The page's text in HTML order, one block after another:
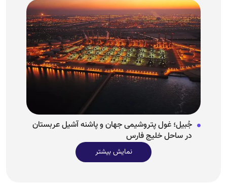
جُبیل؛ غول پتروشیمی جهان و پاشنه آشیل عربستان
در ساحل خلیج فارس
نمایش بیشتر